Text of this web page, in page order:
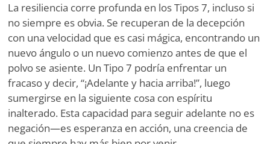
La resiliencia corre profunda en los Tipos 7, incluso si
no siempre es obvia. Se recuperan de la decepción
con una velocidad que es casi mágica, encontrando un
nuevo ángulo o un nuevo comienzo antes de que el
polvo se asiente. Un Tipo 7 podría enfrentar un
fracaso y decir, “¡Adelante y hacia arriba!”, luego
sumergirse en la siguiente cosa con espíritu
inalterado. Esta capacidad para seguir adelante no es
negación—es esperanza en acción, una creencia de